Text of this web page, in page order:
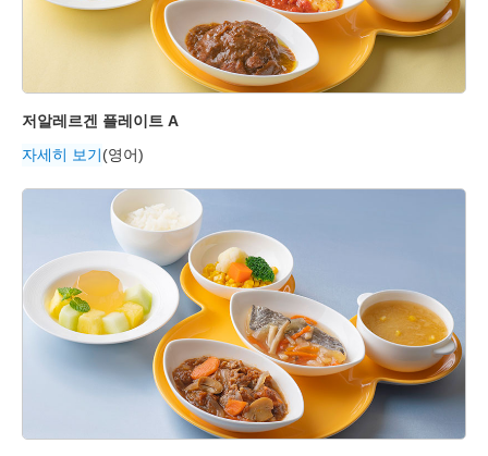
저알레르겐 플레이트 A
자세히 보기(영어)